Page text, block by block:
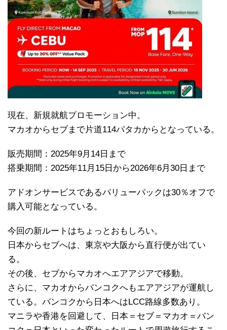
現在、新規就航プロモーション中。
マカオからセブまで片道114パタカからとなっている。
販売期間：2025年9月14日まで
搭乗期間：2025年11月15日から2026年6月30日まで
アドオンサービスであるバリューパックは30％オフで
購入可能となっている。
今回の新ルートはちょっとおもしろい。
日本からセブへは、東京や大阪から直行便が出てい
る。
その後、セブからマカオへエアアジアで移動。
さらに、マカオからバンコクへもエアアジアが運航し
ている。バンコクから日本へはLCC路線多数あり。
マニラや香港を回避して、日本＝セブ＝マカオ＝バン